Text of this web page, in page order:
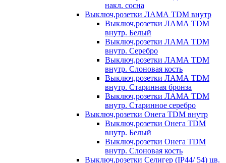
накл. сосна
Выключ,розетки ЛАМА TDM внутр
Выключ,розетки ЛАМА TDM
внутр. Белый
Выключ,розетки ЛАМА TDM
внутр. Серебро
Выключ,розетки ЛАМА TDM
внутр. Слоновая кость
Выключ,розетки ЛАМА TDM
внутр. Старинная бронза
Выключ,розетки ЛАМА TDM
внутр. Старинное серебро
Выключ,розетки Онега TDM внутр
Выключ,розетки Онега TDM
внутр. Белый
Выключ,розетки Онега TDM
внутр. Слоновая кость
Выключ,розетки Селигер (IP44/ 54) цв.